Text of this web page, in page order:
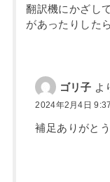
翻訳機にかざし
があったりした
ゴリ子 よ
2024年2月4日
補足ありがと